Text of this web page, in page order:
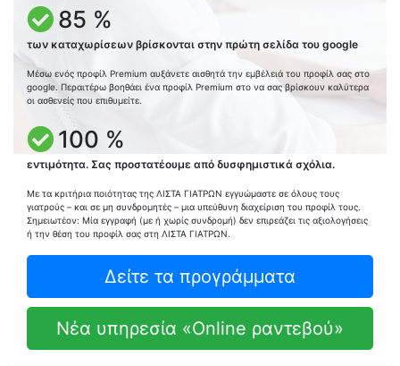
85 %
των καταχωρίσεων βρίσκονται στην πρώτη σελίδα του google
Μέσω ενός προφίλ Premium αυξάνετε αισθητά την εμβέλειά του προφίλ σας στο
google. Περαιτέρω βοηθάει ένα προφίλ Premium στο να σας βρίσκουν καλύτερα
οι ασθενείς που επιθυμείτε.
100 %
εντιμότητα. Σας προστατέουμε από δυσφημιστικά σχόλια.
Με τα κριτήρια ποιότητας της ΛΙΣΤΑ ΓΙΑΤΡΩΝ εγγυώμαστε σε όλους τους
γιατρούς – και σε μη συνδρομητές – μια υπεύθυνη διαχείριση του προφίλ τους.
Σημειωτέον: Μία εγγραφή (με ή χωρίς συνδρομή) δεν επιρεάζει τις αξιολογήσεις
ή την θέση του προφίλ σας στη ΛΙΣΤΑ ΓΙΑΤΡΩΝ.
Δείτε τα προγράμματα
Νέα υπηρεσία «Online ραντεβού»